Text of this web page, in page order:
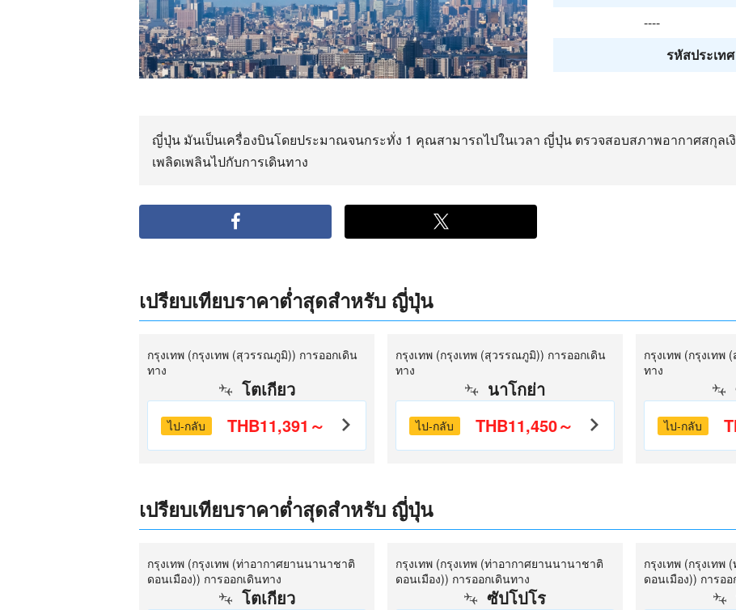
----
รหัสประเท
ญี่ปุ่น มันเป็นเครื่องบินโดยประมาณจนกระทั่ง 1 คุณสามารถไปในเวลา ญี่ปุ่น ตรวจสอบสภาพอากาศสกุล
เพลิดเพลินไปกับการเดินทาง
เปรียบเทียบราคาต่ำสุดสำหรับ ญี่ปุ่น
กรุงเทพ (กรุงเทพ (สุวรรณภูมิ)) การออกเดิน
ทาง
โตเกียว
ไป-กลับ THB11,391～
กรุงเทพ (กรุงเทพ (สุวรรณภูมิ)) การออกเดิน
ทาง
นาโกย่า
ไป-กลับ THB11,450～
กรุงเทพ (กรุงเทพ
ทาง
ไป-กลับ
เปรียบเทียบราคาต่ำสุดสำหรับ ญี่ปุ่น
กรุงเทพ (กรุงเทพ (ท่าอากาศยานนานาชาติ
ดอนเมือง)) การออกเดินทาง
โตเกียว
กรุงเทพ (กรุงเทพ (ท่าอากาศยานนานาชาติ
ดอนเมือง)) การออกเดินทาง
ซัปโปโร
กรุงเทพ (กรุงเทพ
ดอนเมือง)) การออ